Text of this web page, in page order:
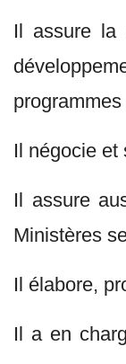
Il assure la
Il négocie et
Il assure
Ministères
Il élabore,
Il a en